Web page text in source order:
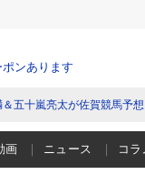
ポンあります
五十嵐亮太が佐賀競馬予想
画 ニュース コラ